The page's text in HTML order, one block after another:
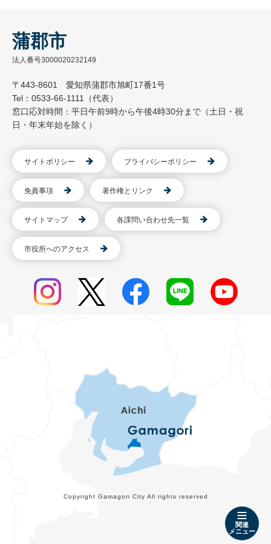
関連
メニュー
蒲郡市
法人番号3000020232149
〒443-8601 愛知県蒲郡市旭町17番1号
Tel：0533-66-1111（代表）
窓口応対時間：平日午前9時から午後4時30分まで（土日・祝
日・年末年始を除く）
サイトポリシー プライバシーポリシー
免責事項 著作権とリンク
サイトマップ 各課問い合わせ先一覧
市役所へのアクセス
Copyright Gamagori City All rights reserved